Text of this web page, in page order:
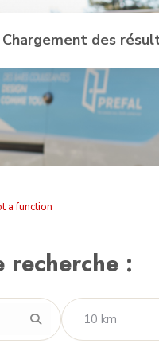
Chargement des
a function
: